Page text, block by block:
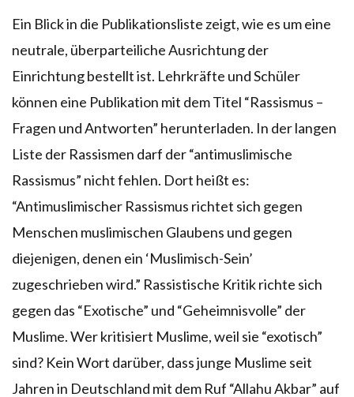
Ein Blick in die Publikationsliste zeigt, wie es um eine
neutrale, überparteiliche Ausrichtung der
Einrichtung bestellt ist. Lehrkräfte und Schüler
können eine Publikation mit dem Titel “Rassismus –
Fragen und Antworten” herunterladen. In der langen
Liste der Rassismen darf der “antimuslimische
Rassismus” nicht fehlen. Dort heißt es:
“Antimuslimischer Rassismus richtet sich gegen
Menschen muslimischen Glaubens und gegen
diejenigen, denen ein ‘Muslimisch-Sein’
zugeschrieben wird.” Rassistische Kritik richte sich
gegen das “Exotische” und “Geheimnisvolle” der
Muslime. Wer kritisiert Muslime, weil sie “exotisch”
sind? Kein Wort darüber, dass junge Muslime seit
Jahren in Deutschland mit dem Ruf “Allahu Akbar” auf